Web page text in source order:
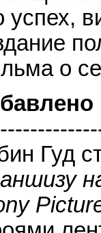
успех,
о
Гуд